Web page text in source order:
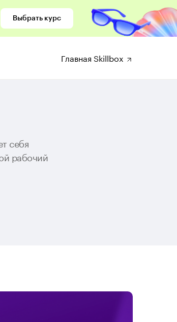
Выбрать курс
Главная Skillbox
себя
рабочий